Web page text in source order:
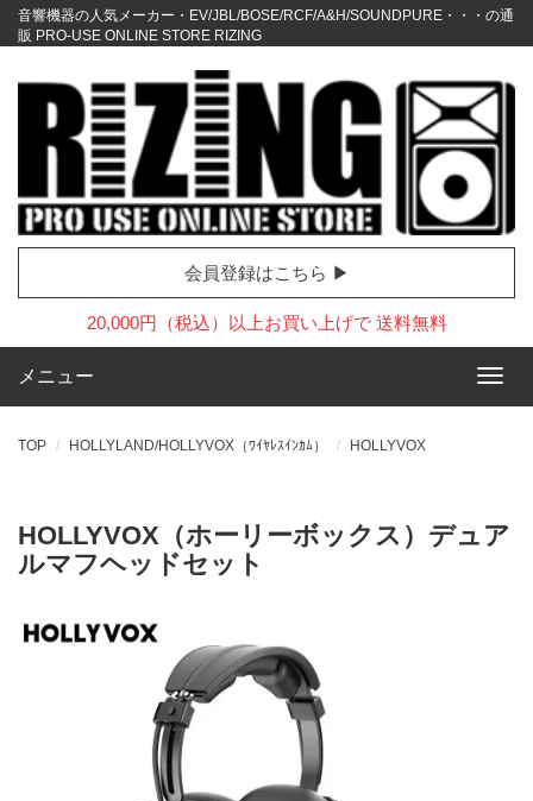
音響機器の人気メーカー・EV/JBL/BOSE/RCF/A&H/SOUNDPURE・・・の通
販 PRO-USE ONLINE STORE RIZING
会員登録はこちら ▶
20,000円（税込）以上お買い上げで 送料無料
メニュー
TOP HOLLYLAND/HOLLYVOX（ﾜｲﾔﾚｽｲﾝｶﾑ） HOLLYVOX
HOLLYVOX（ホーリーボックス）デュア
ルマフヘッドセット